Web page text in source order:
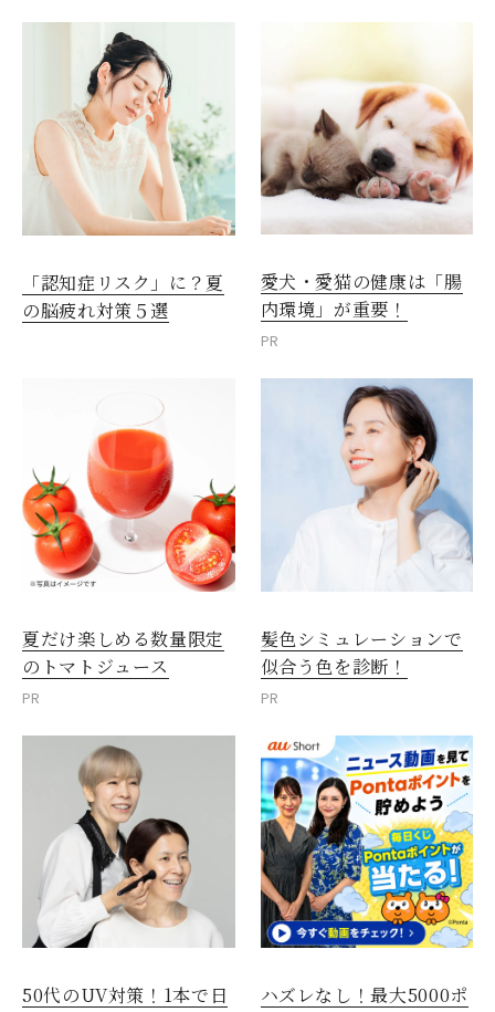
「認知症リスク」に？夏
の脳疲れ対策５選
愛犬・愛猫の健康は「腸
内環境」が重要！
PR
夏だけ楽しめる数量限定
のトマトジュース
PR
髪色シミュレーションで
似合う色を診断！
PR
50代のUV対策！1本で日
ハズレなし！最大5000ポ